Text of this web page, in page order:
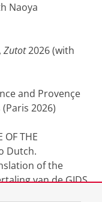
Naoya
Zutot2026 (with
and Provençe
2026)
THE
Dutch.
of the
van de GIDS